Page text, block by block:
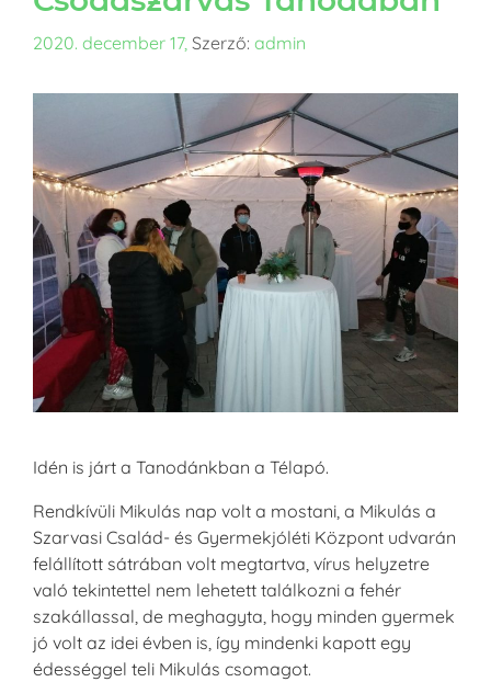
2020. december 17, Szerző: admin
Idén is járt a Tanodánkban a Télapó.
Rendkívüli Mikulás nap volt a mostani, a Mikulás a
Szarvasi Család- és Gyermekjóléti Központ udvarán
felállított sátrában volt megtartva, vírus helyzetre
való tekintettel nem lehetett találkozni a fehér
szakállassal, de meghagyta, hogy minden gyermek
jó volt az idei évben is, így mindenki kapott egy
édességgel teli Mikulás csomagot.